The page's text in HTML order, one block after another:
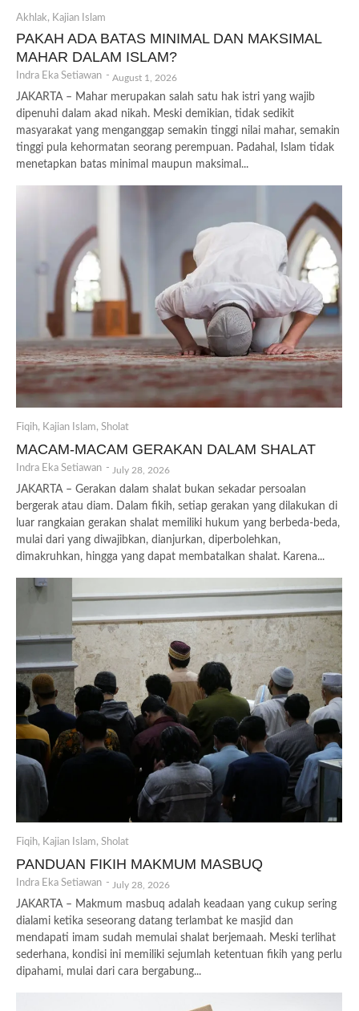
Akhlak, Kajian Islam
PAKAH ADA BATAS MINIMAL DAN MAKSIMAL
MAHAR DALAM ISLAM?
Indra Eka Setiawan - August 1, 2026
JAKARTA – Mahar merupakan salah satu hak istri yang wajib
dipenuhi dalam akad nikah. Meski demikian, tidak sedikit
masyarakat yang menganggap semakin tinggi nilai mahar, semakin
tinggi pula kehormatan seorang perempuan. Padahal, Islam tidak
menetapkan batas minimal maupun maksimal...
Fiqih, Kajian Islam, Sholat
MACAM-MACAM GERAKAN DALAM SHALAT
Indra Eka Setiawan - July 28, 2026
JAKARTA – Gerakan dalam shalat bukan sekadar persoalan
bergerak atau diam. Dalam fikih, setiap gerakan yang dilakukan di
luar rangkaian gerakan shalat memiliki hukum yang berbeda-beda,
mulai dari yang diwajibkan, dianjurkan, diperbolehkan,
dimakruhkan, hingga yang dapat membatalkan shalat. Karena...
Fiqih, Kajian Islam, Sholat
PANDUAN FIKIH MAKMUM MASBUQ
Indra Eka Setiawan - July 28, 2026
JAKARTA – Makmum masbuq adalah keadaan yang cukup sering
dialami ketika seseorang datang terlambat ke masjid dan
mendapati imam sudah memulai shalat berjemaah. Meski terlihat
sederhana, kondisi ini memiliki sejumlah ketentuan fikih yang perlu
dipahami, mulai dari cara bergabung...